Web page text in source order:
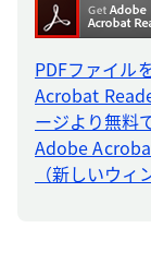
PDFファイル
Acrobat
ージより無料
Adobe
（新しいウィ